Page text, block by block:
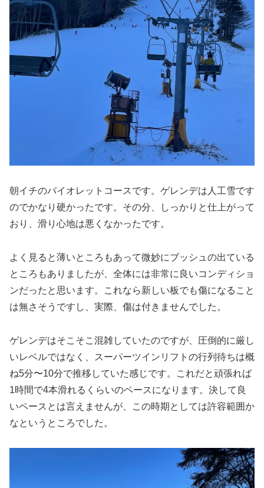
朝イチのバイオレットコースです。ゲレンデは人工雪です
のでかなり硬かったです。その分、しっかりと仕上がって
おり、滑り心地は悪くなかったです。
よく見ると薄いところもあって微妙にブッシュの出ている
ところもありましたが、全体には非常に良いコンディショ
ンだったと思います。これなら新しい板でも傷になること
は無さそうですし、実際、傷は付きませんでした。
ゲレンデはそこそこ混雑していたのですが、圧倒的に厳し
いレベルではなく、スーパーツインリフトの行列待ちは概
ね5分〜10分で推移していた感じです。これだと頑張れば
1時間で4本滑れるくらいのペースになります。決して良
いペースとは言えませんが、この時期としては許容範囲か
なというところでした。